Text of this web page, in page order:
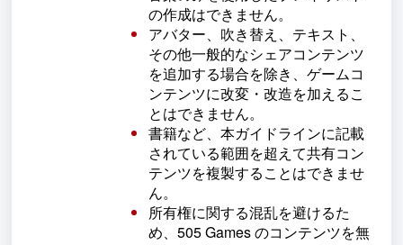
の作成はできません。
アバター、吹き替え、テキスト、
その他一般的なシェアコンテンツ
を追加する場合を除き、ゲームコ
ンテンツに改変・改造を加えるこ
とはできません。
書籍など、本ガイドラインに記載
されている範囲を超えて共有コン
テンツを複製することはできませ
ん。
所有権に関する混乱を避けるた
め、505 Games のコンテンツを無